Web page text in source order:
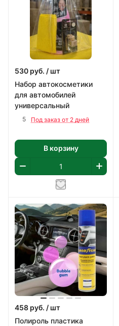
530 руб. / шт
Набор автокосметики
для автомобилей
универсальный
5 Под заказ от 2 дней
В корзину
458 руб. / шт
Полироль пластика